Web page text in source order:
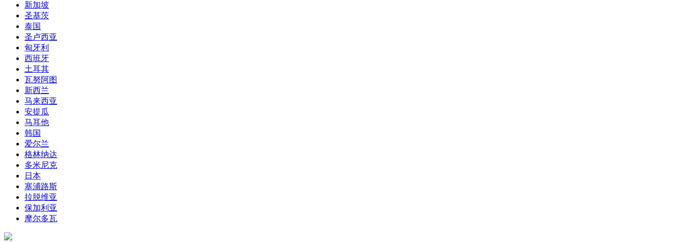
新加坡
圣基茨
泰国
圣卢西亚
匈牙利
西班牙
土耳其
瓦努阿图
新西兰
马来西亚
安提瓜
马耳他
韩国
爱尔兰
格林纳达
多米尼克
日本
塞浦路斯
拉脱维亚
保加利亚
摩尔多瓦